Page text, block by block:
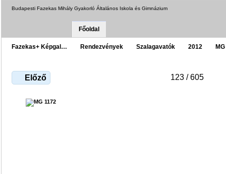
Budapesti Fazekas Mihály Gyakorló Általános Iskola és Gimnázium
Főoldal
Fazekas+ Képgal… Rendezvények Szalagavatók 2012
Előző 123 / 605